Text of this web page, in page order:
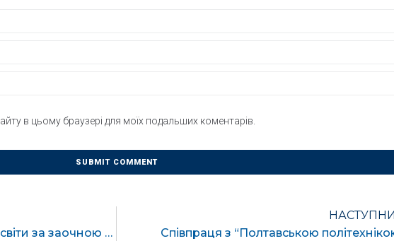
в цьому браузері для моїх подальших коментарів.
До уваги здобувачів вищої освіти за заочною формою навчання
Співпраця з “Полтавською